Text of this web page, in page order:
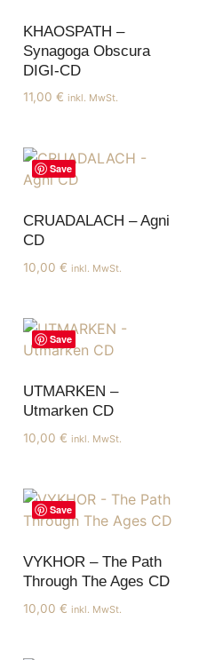
KHAOSPATH –
Synagoga Obscura
DIGI-CD
11,00 € inkl. MwSt.
Save
CRUADALACH – Agni
CD
10,00 € inkl. MwSt.
Save
UTMARKEN –
Utmarken CD
10,00 € inkl. MwSt.
Save
VYKHOR – The Path
Through The Ages CD
10,00 € inkl. MwSt.